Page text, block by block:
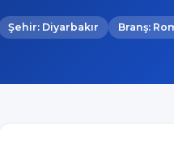
Şehir: Diyarbakır Branş: